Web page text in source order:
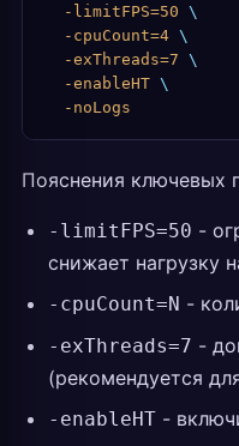
  -limitFPS=50
\
  -cpuCount=4
\
  -exThreads=7
\
  -enableHT
\
  -noLogs
Пояснения ключевых
-limitFPS=50 -
снижает нагрузку
-cpuCount=N -
-exThreads=7 -
(рекомендуется
-enableHT -